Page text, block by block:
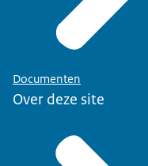
Documenten
Over deze site